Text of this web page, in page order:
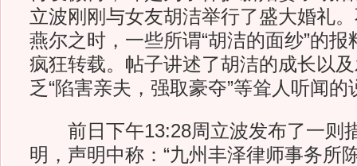
立波刚刚与女友胡洁举行了盛大婚礼
燕尔之时，一些所谓“胡洁的面纱”的
疯狂转载。帖子讲述了胡洁的成长以
乏“陷害亲夫，强取豪夺”等耸人听闻的
前日下午13:28周立波发布了一则
明，声明中称：“九州丰泽律师事务所